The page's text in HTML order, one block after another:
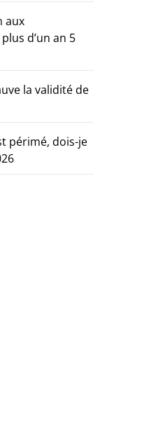
aux
d’un an 5
la validité de
périmé, dois-je